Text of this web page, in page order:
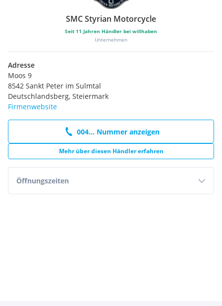
SMC Styrian Motorcycle
Seit 11 Jahren Händler bei willhaben
Unternehmen
Adresse
Moos 9
8542 Sankt Peter im Sulmtal
Deutschlandsberg, Steiermark
Firmenwebsite
004... Nummer anzeigen
Mehr über diesen Händler erfahren
Öffnungszeiten